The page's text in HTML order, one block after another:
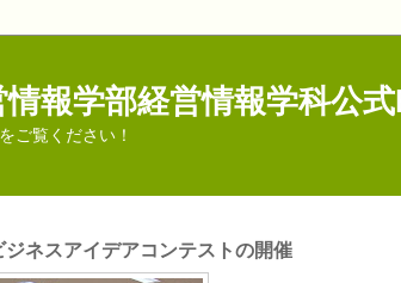
情報学部経営情報学科公
ご覧ください！
ネスアイデアコンテストの開催